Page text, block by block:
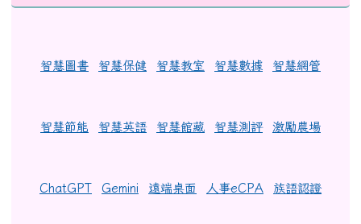
智慧圖書 智慧保健 智慧教室 智慧數據 智慧網管
智慧節能 智慧英語 智慧館藏 智慧測評 激勵農場
ChatGPT Gemini 遠端桌面 人事eCPA 族語認證